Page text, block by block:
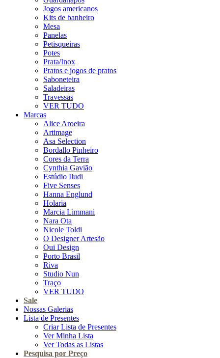
Jogos americanos
Kits de banheiro
Mesa
Panelas
Petisqueiras
Potes
Prata/Inox
Pratos e jogos de pratos
Saboneteira
Saladeiras
Travessas
VER TUDO
Marcas
Alice Aroeira
Artimage
Asa Selection
Bordallo Pinheiro
Cores da Terra
Cynthia Gavião
Estúdio Iludi
Five Senses
Hanna Englund
Holaria
Marcia Limmani
Nara Ota
Nicole Toldi
O Designer Artesão
Oui Design
Porto Brasil
Riva
Studio Nun
Traço
VER TUDO
Sale
Nossas Galerias
Lista de Presentes
Criar Lista de Presentes
Ver Minha Lista
Ver Todas as Listas
Pesquisa por Preço